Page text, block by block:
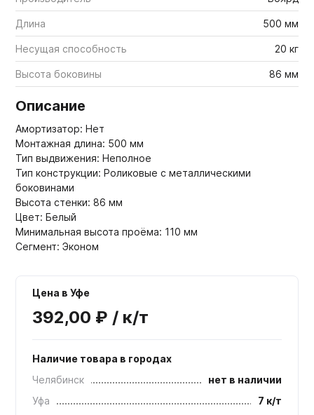
Длина 500 мм
Несущая способность 20 кг
Высота боковины 86 мм
Описание
Амортизатор: Нет
Монтажная длина: 500 мм
Тип выдвижения: Неполное
Тип конструкции: Роликовые с металлическими
боковинами
Высота стенки: 86 мм
Цвет: Белый
Минимальная высота проёма: 110 мм
Сегмент: Эконом
Цена в Уфе
392,00 ₽ / к/т
Наличие товара в городах
Челябинск
нет в наличии
Уфа
7 к/т